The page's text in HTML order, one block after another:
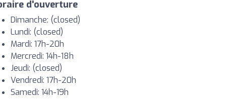
d'ouverture
Dimanche: (closed)
Lundi: (closed)
Mardi: 17h-20h
Mercredi: 14h-18h
Jeudi: (closed)
Vendredi: 17h-20h
Samedi: 14h-19h